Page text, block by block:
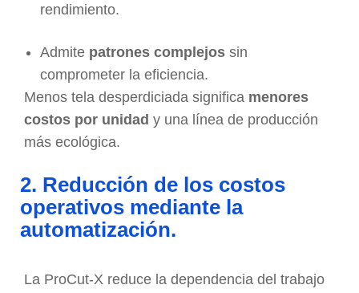
rendimiento.
Admite patrones complejos sin
comprometer la eficiencia.
Menos tela desperdiciada significa menores
costos por unidad y una línea de producción
más ecológica.
2. Reducción de los costos
operativos mediante la
automatización.
La ProCut-X reduce la dependencia del trabajo